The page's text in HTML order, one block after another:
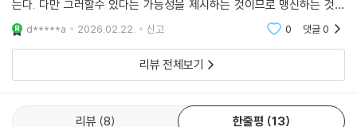
왕초보 동건 씨의 주식 팔로업_차트를 보는 것은 투자자의 심리를 읽는 것
는다. 다만 그러할수 있다는 가능성을 제시하는 것이므로 맹신하는 것은
안될것이다.
d*****a 2026.02.22. 신고 0 댓글0
리뷰 전체보기
리뷰 8 한줄평 13